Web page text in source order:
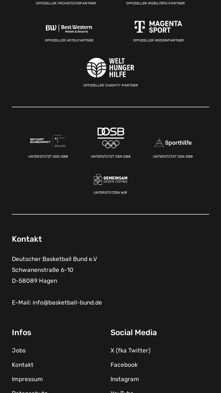
OFFIZIELLER FRÜHSTÜCKSPARTNER OFFIZIELLER MOBILITÄTS-PARTNER
OFFIZIELLER HOTELPARTNER OFFIZIELLER MEDIENPARTNER
OFFIZIELLER CHARITY-PARTNER
UNTERSTÜTZT DEN DBB UNTERSTÜTZT DEN DBB UNTERSTÜTZT DEN DBB
UNTERSTÜTZEN WIR
Kontakt
Deutscher Basketball Bund e.V
Schwanenstraße 6-10
D-58089 Hagen
E-Mail: info@basketball-bund.de
Infos
Jobs
Kontakt
Impressum
Social Media
X (fka Twitter)
Facebook
Instagram